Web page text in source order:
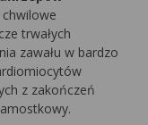
chwilowe
trwałych
zawału w bardzo
z zakończeń